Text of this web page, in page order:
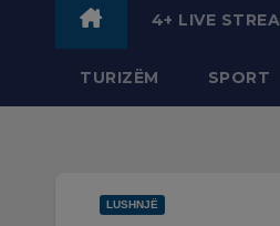
4+ LIVE
TURIZËM SPORT
LUSHNJË